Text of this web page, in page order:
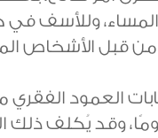
وللأسف في
قبل الأشخاص
العمود الفقري
وقد يُكلف ذلك